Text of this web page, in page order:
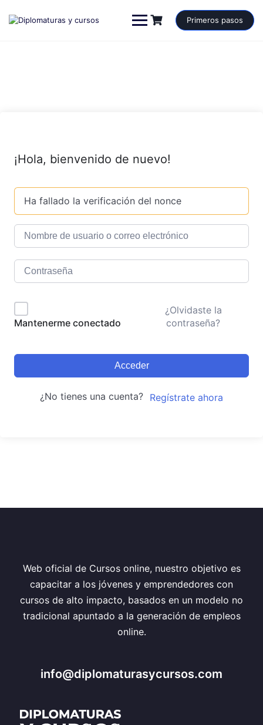
contenido
Primeros pasos
¡Hola, bienvenido de nuevo!
Ha fallado la verificación del nonce
Mantenerme conectado
¿Olvidaste la
contraseña?
Acceder
¿No tienes una cuenta? Regístrate ahora
Web oficial de Cursos online, nuestro objetivo es
capacitar a los jóvenes y emprendedores con
cursos de alto impacto, basados en un modelo no
tradicional apuntado a la generación de empleos
online.
info@diplomaturasycursos.com